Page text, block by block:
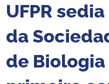
UFPR
da
de